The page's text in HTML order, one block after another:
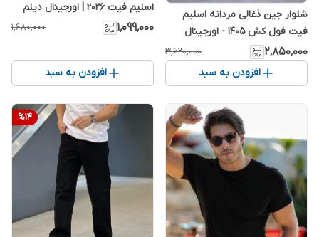
شلوار جین ذغالی مردانه اسلیم
فیت فول کش 1405 - اورجینال
دیلم
۲٬۸۵۰٬۰۰۰ ۳٬۶۲۰٬۰۰۰
افزودن به سبد
اسلیم فیت 2026 | اورجینال دیلم
۱٬۰۹۹٬۰۰۰ ۱٬۶۸۰٬۰۰۰
افزودن به سبد
%14